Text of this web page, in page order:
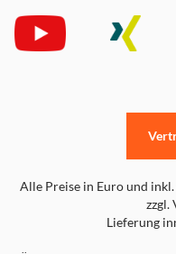
Alle Preise in Euro und
zzgl.
Lieferung